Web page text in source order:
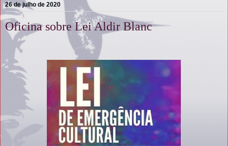
26 de julho de 2020
Oficina sobre Lei Aldir Blanc